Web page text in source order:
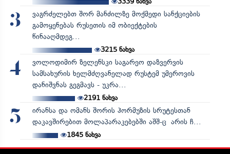
3
ვაგრძელებთ შორ მანძილზე მოქმედი სანქციების
გამოყენებას რუსეთის იმ ობიექტების
წინააღმდეგ...
3215ნახვა
4
ვოლოდიმირ ზელენსკი საგარეო დაზვერვის
სამსახურის ხელმძღვანელად რუსტემ უმეროვის
დანიშვნას გეგმავს - უკრა...
2191ნახვა
5
ირანსა და ომანს შორის ჰორმუზის სრუტესთან
დაკავშირებით მოლაპარაკებებში აშშ-ც არის ჩ...
1845ნახვა